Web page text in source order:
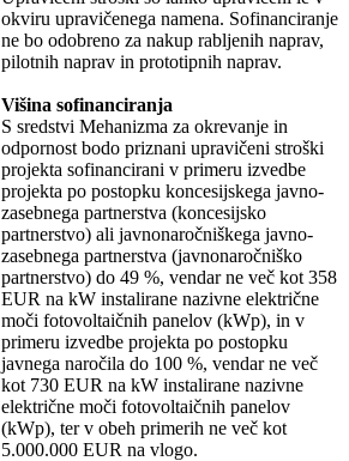
okviru upravičenega namena. Sofinanciranje
ne bo odobreno za nakup rabljenih naprav,
pilotnih naprav in prototipnih naprav.
Višina sofinanciranja
S sredstvi Mehanizma za okrevanje in
odpornost bodo priznani upravičeni stroški
projekta sofinancirani v primeru izvedbe
projekta po postopku koncesijskega javno-
zasebnega partnerstva (koncesijsko
partnerstvo) ali javnonaročniškega javno-
zasebnega partnerstva (javnonaročniško
partnerstvo) do 49 %, vendar ne več kot 358
EUR na kW instalirane nazivne električne
moči fotovoltaičnih panelov (kWp), in v
primeru izvedbe projekta po postopku
javnega naročila do 100 %, vendar ne več
kot 730 EUR na kW instalirane nazivne
električne moči fotovoltaičnih panelov
(kWp), ter v obeh primerih ne več kot
5.000.000 EUR na vlogo.